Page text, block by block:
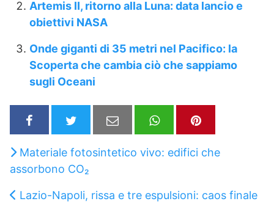
Artemis II, ritorno alla Luna: data lancio e
obiettivi NASA
Onde giganti di 35 metri nel Pacifico: la
Scoperta che cambia ciò che sappiamo
sugli Oceani
Materiale fotosintetico vivo: edifici che
assorbono CO₂
Lazio-Napoli, rissa e tre espulsioni: caos finale